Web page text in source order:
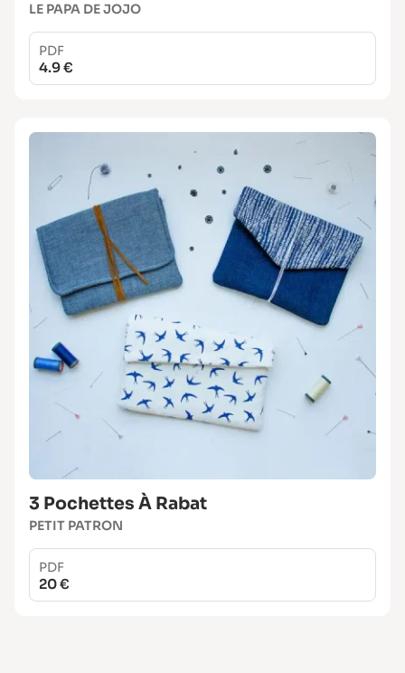
LE PAPA DE JOJO
PDF
4.9 €
3 Pochettes À Rabat
PETIT PATRON
PDF
20 €